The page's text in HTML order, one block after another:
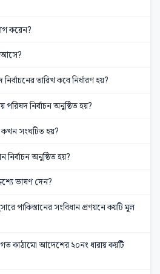
করেন?
আসে?
তারিখ কবে নির্ধারণ হয়?
নির্বাচন অনুষ্ঠিত হয়?
কখন সংঘটিত হয়?
অনুষ্ঠিত হয়?
ভাষণ দেন?
পাকিস্তানের সংবিধান প্রণয়নে কয়টি মূল
কাঠামো আদেশের ২০নং ধারায় কয়টি